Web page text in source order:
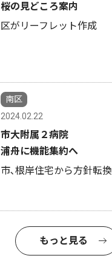
桜の見どころ案内
区がリーフレット作成
南区
2024.02.22
市大附属２病院
浦舟に機能集約へ
市､根岸住宅から方針転換
もっと見る